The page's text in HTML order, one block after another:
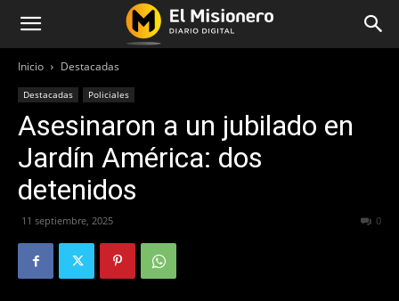
Inicio Destacadas
Destacadas Policiales
Asesinaron a un jubilado en
Jardín América: dos
detenidos
11 septiembre, 2025 0